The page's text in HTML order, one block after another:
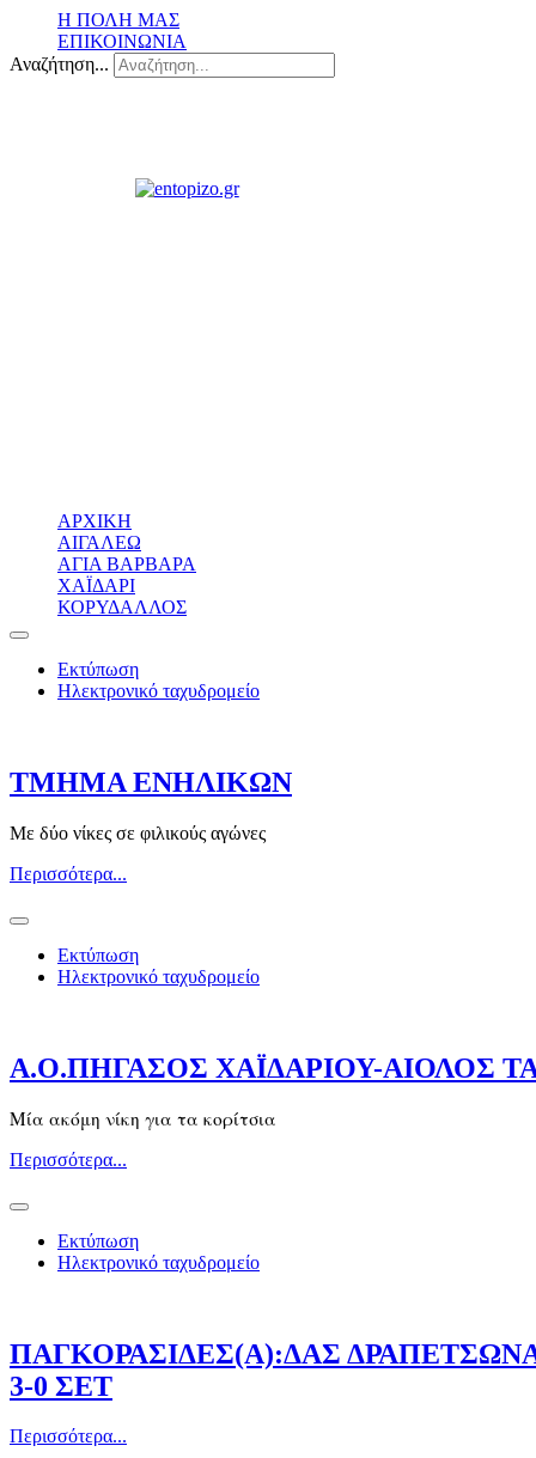
Η ΠΟΛΗ ΜΑΣ
ΕΠΙΚΟΙΝΩΝΙΑ
Αναζήτηση...
ΑΡΧΙΚΗ
ΑΙΓΑΛΕΩ
ΑΓΙΑ ΒΑΡΒΑΡΑ
ΧΑΪΔΑΡΙ
ΚΟΡΥΔΑΛΛΟΣ
Εκτύπωση
Ηλεκτρονικό ταχυδρομείο
ΤΜΗΜΑ ΕΝΗΛΙΚΩΝ
Με δύο νίκες σε φιλικούς αγώνες
Περισσότερα...
Εκτύπωση
Ηλεκτρονικό ταχυδρομείο
Α.Ο.ΠΗΓΑΣΟΣ ΧΑΪΔΑΡΙΟΥ-ΑΙΟΛΟΣ
Μία ακόμη νίκη για τα κορίτσια
Περισσότερα...
Εκτύπωση
Ηλεκτρονικό ταχυδρομείο
ΠΑΓΚΟΡΑΣΙΔΕΣ(Α):ΔΑΣ
3-0 ΣΕΤ
Περισσότερα...